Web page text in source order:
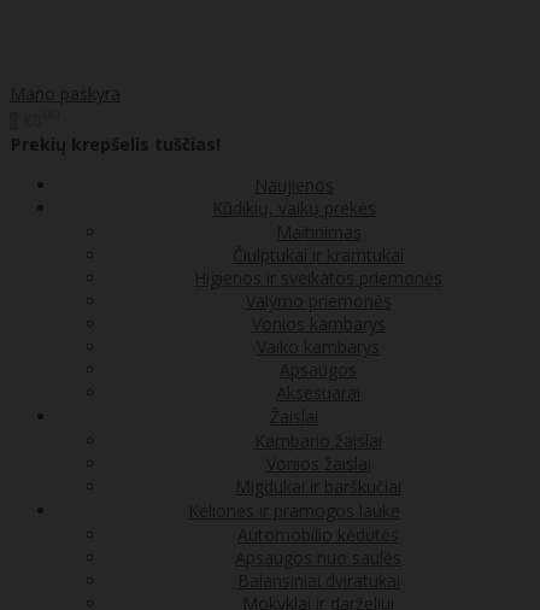
Mano paskyra
Prekių krepšelis tuščias!
Naujienos
Kūdikių, vaikų prekės
Maitinimas
Čiulptukai ir kramtukai
Higienos ir sveikatos priemonės
Valymo priemonės
Vonios kambarys
Vaiko kambarys
Apsaugos
Aksesuarai
Žaislai
Kambario žaislai
Vonios žaislai
Migdukai ir barškučiai
Kelionės ir pramogos lauke
Automobilio kėdutės
Apsaugos nuo saulės
Balansiniai dviratukai
Mokyklai ir darželiui